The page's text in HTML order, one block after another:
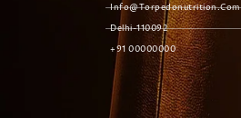
Info@torpedonutrition.com
Delhi-110092
+91 00000000